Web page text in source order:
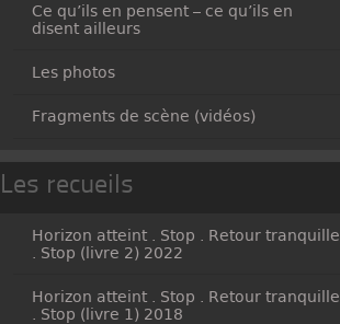
Ce qu’ils en pensent – ce qu’ils en
disent ailleurs
Les photos
Fragments de scène (vidéos)
Les recueils
Horizon atteint . Stop . Retour tranquille
. Stop (livre 2) 2022
Horizon atteint . Stop . Retour tranquille
. Stop (livre 1) 2018